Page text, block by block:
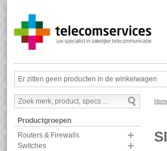
Er zitten geen producten in de winkelwagen
Productgroepen
Routers & Firewalls
Switches